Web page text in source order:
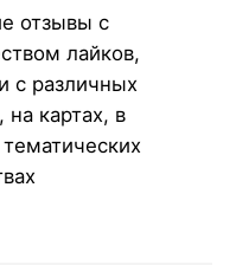
отзывы с
лайков,
с различных
на картах, в